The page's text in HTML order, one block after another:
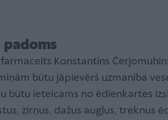
padoms
farmaceits Konstantīns
būtu jāpievērš uzmanība
būtu ieteicams no ēdienkartes
zirņus, dažus augļus, treknus